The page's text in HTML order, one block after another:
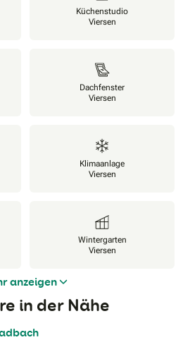
Küchenstudio
Viersen
Dachfenster
Viersen
Klimaanlage
Viersen
Wintergarten
Viersen
anzeigen
in der Nähe